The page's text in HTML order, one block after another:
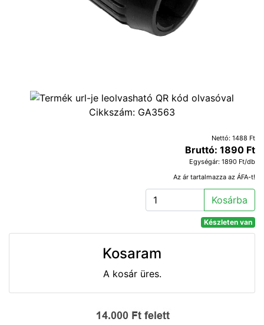
Cikkszám: GA3563
Nettó: 1488 Ft
Bruttó: 1890 Ft
Egységár: 1890 Ft/db
Az ár tartalmazza az ÁFA-t!
Kosárba
Készleten van
Kosaram
A kosár üres.